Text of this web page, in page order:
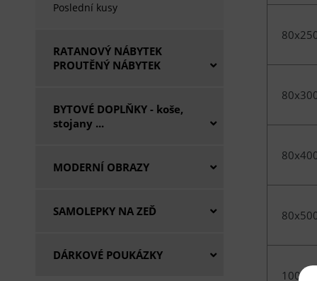
Poslední kusy
RATANOVÝ NÁBYTEK
PROUTĚNÝ NÁBYTEK
BYTOVÉ DOPLŇKY - koše,
stojany ...
MODERNÍ OBRAZY
SAMOLEPKY NA ZEĎ
DÁRKOVÉ POUKÁZKY